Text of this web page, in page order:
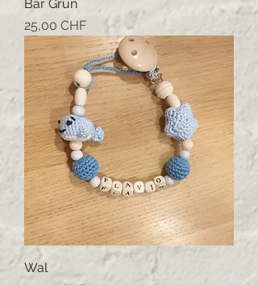
Bär Grün
Prix
25,00 CHF
Wal